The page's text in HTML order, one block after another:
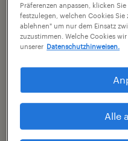
Präferenzen anpassen, klicken
festzulegen, welchen Cookies
ablehnen" um nur dem Einsatz
zuzustimmen. Welche Cookies
unserer Datenschutzhinweisen.
Alle